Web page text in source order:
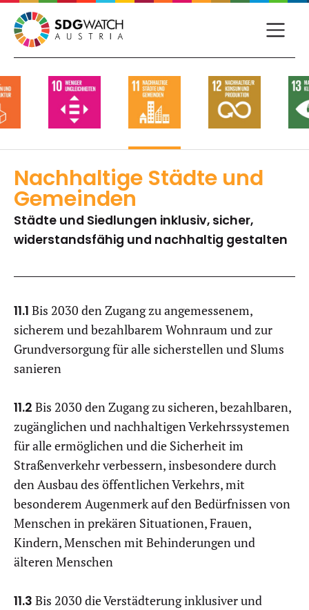
Nachhaltige Städte und
Gemeinden
Städte und Siedlungen inklusiv, sicher,
widerstandsfähig und nachhaltig gestalten
11.1 Bis 2030 den Zugang zu angemessenem,
sicherem und bezahlbarem Wohnraum und zur
Grundversorgung für alle sicherstellen und Slums
sanieren
11.2 Bis 2030 den Zugang zu sicheren, bezahlbaren,
zugänglichen und nachhaltigen Verkehrssystemen
für alle ermöglichen und die Sicherheit im
Straßenverkehr verbessern, insbesondere durch
den Ausbau des öffentlichen Verkehrs, mit
besonderem Augenmerk auf den Bedürfnissen von
Menschen in prekären Situationen, Frauen,
Kindern, Menschen mit Behinderungen und
älteren Menschen
11.3 Bis 2030 die Verstädterung inklusiver und